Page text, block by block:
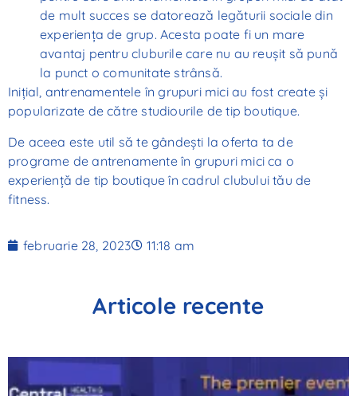
de mult succes se datorează legăturii sociale din
experiența de grup. Acesta poate fi un mare
avantaj pentru cluburile care nu au reușit să pună
la punct o comunitate strânsă.
Inițial, antrenamentele în grupuri mici au fost create și
popularizate de către studiourile de tip boutique.
De aceea este util să te gândești la oferta ta de
programe de antrenamente în grupuri mici ca o
experiență de tip boutique în cadrul clubului tău de
fitness.
februarie 28, 2023 11:18 am
Articole recente